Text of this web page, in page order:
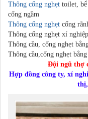
Thông cống nghẹt toilet, bể
cống ngầm
Thông cống nghẹt cống
Thông cống nghẹt xí
Thông cầu, cống nghẹt
Thông cầu,cống nghẹt
Đội ngũ thợ
Hợp đồng công ty, xí